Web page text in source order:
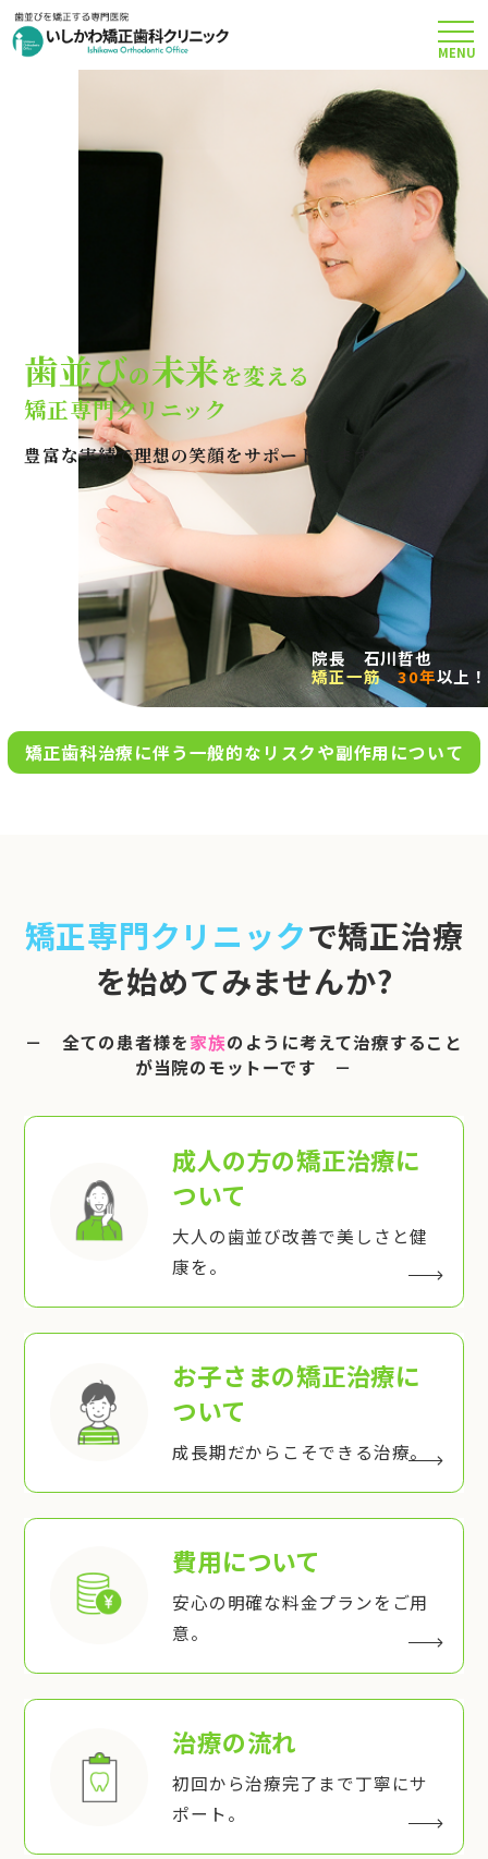
矯正治療について
当院のこだわり
費用について
クリニック案内
Q＆A
アクセス
お問い合わせ
完全
0120-695-578
※日曜は不定期で診療してい
ます
MENU
歯並びの未来を変える
矯正専門クリニック
豊富な実績で理想の笑顔をサポートします
院長 石川哲也
矯正一筋
30年以上！
矯正歯科治療に伴う一般的なリスクや副作用について
矯正専門クリニックで矯正治療
を始めてみませんか?
－ 全ての患者様を家族のように考えて治療すること
が当院のモットーです －
成人の方の矯正治療に
ついて
大人の歯並び改善で美しさと健
康を。
お子さまの矯正治療に
ついて
成長期だからこそできる治療。
費用について
安心の明確な料金プランをご用
意。
治療の流れ
初回から治療完了まで丁寧にサ
ポート。